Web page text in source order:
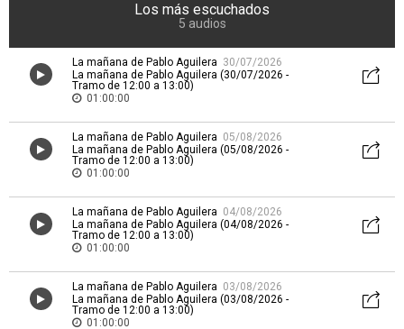
Los más escuchados
5 audios
La mañana de Pablo Aguilera 30/07/2026
La mañana de Pablo Aguilera (30/07/2026 -
Tramo de 12:00 a 13:00)
01:00:00
La mañana de Pablo Aguilera 05/08/2026
La mañana de Pablo Aguilera (05/08/2026 -
Tramo de 12:00 a 13:00)
01:00:00
La mañana de Pablo Aguilera 04/08/2026
La mañana de Pablo Aguilera (04/08/2026 -
Tramo de 12:00 a 13:00)
01:00:00
La mañana de Pablo Aguilera 03/08/2026
La mañana de Pablo Aguilera (03/08/2026 -
Tramo de 12:00 a 13:00)
01:00:00